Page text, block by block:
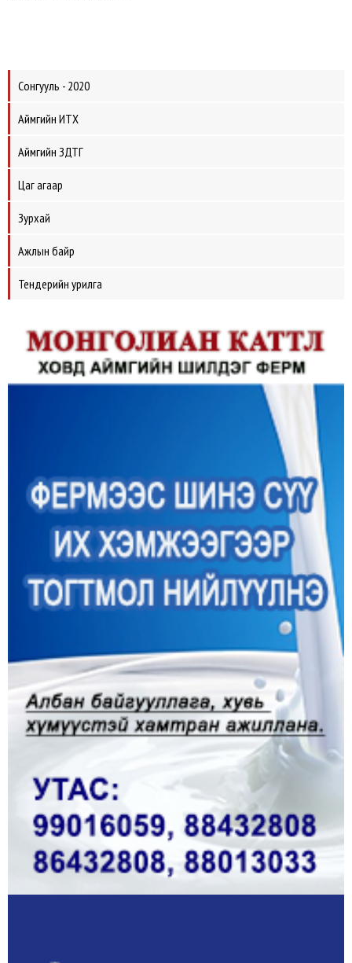
Сонгууль - 2020
Аймгийн ИТХ
Аймгийн ЗДТГ
Цаг агаар
Зурхай
Ажлын байр
Тендерийн урилга